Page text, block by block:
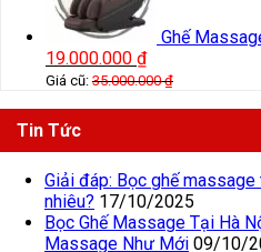
Ghế
19.000.000 ₫
Giá cũ: 35.000.000₫
Tin Tức
Giải đáp: Bọc ghế
nhiêu? 17/10/2025
Bọc Ghế Massage Tại Hà
Massage Như Mới 09/10/